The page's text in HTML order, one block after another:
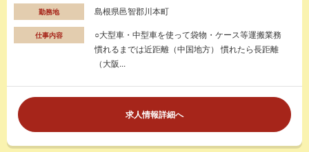
勤務地 島根県邑智郡川本町
仕事内容
○大型車・中型車を使って袋物・ケース等運搬業務
慣れるまでは近距離（中国地方） 慣れたら長距離
（大阪...
求人情報詳細へ